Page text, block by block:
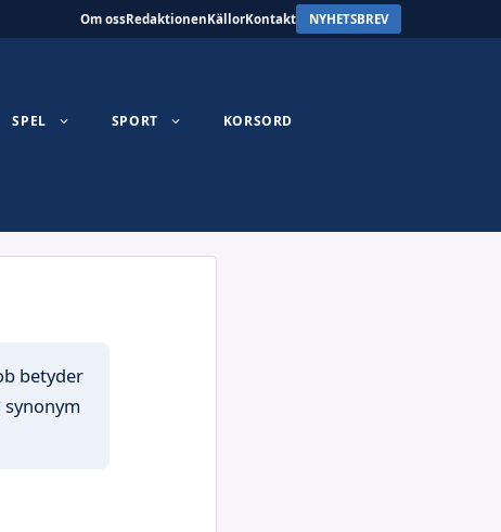
Om ossRedaktionenKällorKontakt NYHETSBREV
SPEL SPORT KORSORD
betyder